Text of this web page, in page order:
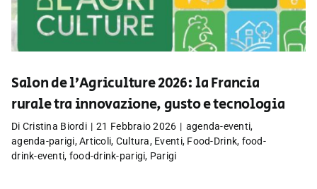
Salon de l’Agriculture 2026: la Francia
rurale tra innovazione, gusto e tecnologia
Di Cristina Biordi | 21 Febbraio 2026 | agenda-eventi,
agenda-parigi,Articoli, Cultura, Eventi, Food-Drink, food-
drink-eventi, food-drink-parigi, Parigi